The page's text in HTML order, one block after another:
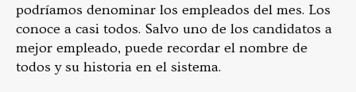
podríamos denominar los empleados del mes. Los
conoce a casi todos. Salvo uno de los candidatos a
mejor empleado, puede recordar el nombre de
todos y su historia en el sistema.